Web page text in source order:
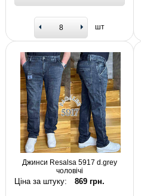
шт
Джинси Resalsa 5917 d.grey
чоловічі
Ціна за штуку: 869 грн.